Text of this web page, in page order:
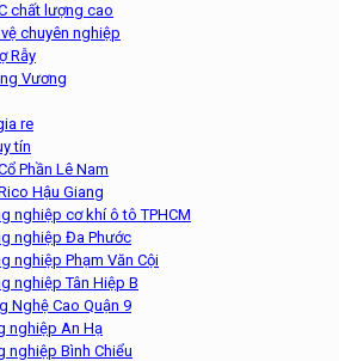
chất lượng cao
chuyên nghiệp
Rẫy
Vương
re
tín
Phần Lê Nam
Hậu Giang
nghiệp cơ khí ô tô TPHCM
nghiệp Đa Phước
nghiệp Phạm Văn Cội
nghiệp Tân Hiệp B
Nghệ Cao Quận 9
nghiệp An Hạ
nghiệp Bình Chiểu